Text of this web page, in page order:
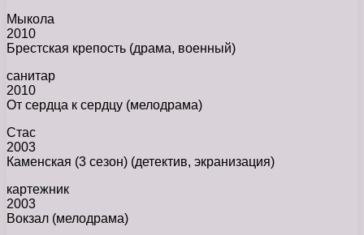
Мыкола
2010
Брестская крепость (драма, военный)
санитар
2010
От сердца к сердцу (мелодрама)
Стас
2003
Каменская (3 сезон) (детектив, экранизация)
картежник
2003
Вокзал (мелодрама)